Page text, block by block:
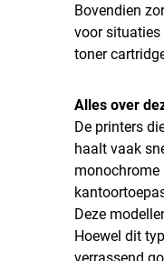
Bovendien
voor situaties
toner
Alles over
De printers
haalt vaak
monochrome
Deze
Hoewel dit
verrassend